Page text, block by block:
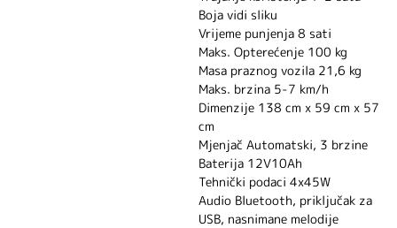
Boja vidi sliku
Vrijeme punjenja 8 sati
Maks. Opterećenje 100 kg
Masa praznog vozila 21,6 kg
Maks. brzina 5-7 km/h
Dimenzije 138 cm x 59 cm x 57
cm
Mjenjač Automatski, 3 brzine
Baterija 12V10Ah
Tehnički podaci 4x45W
Audio Bluetooth, priključak za
USB, nasnimane melodije